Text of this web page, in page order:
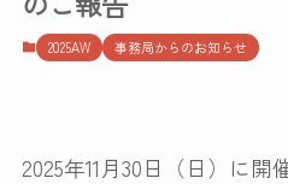
2025AW 事務局からのお知らせ
2025年11月30日（日）に開